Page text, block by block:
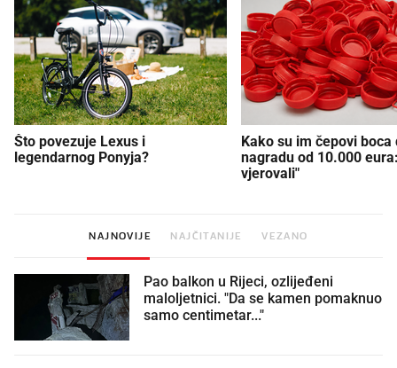
Što povezuje Lexus i
legendarnog Ponyja?
Kako su im čepovi boca
nagradu od 10.000
vjerovali"
NAJNOVIJE NAJČITANIJE VEZANO
Pao balkon u Rijeci, ozlijeđeni
maloljetnici. "Da se kamen pomaknuo
samo centimetar..."